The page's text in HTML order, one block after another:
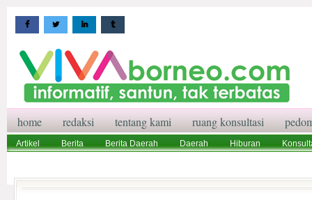
home redaksi tentang kami ruang konsultasi
Artikel Berita Berita Daerah Daerah Hiburan